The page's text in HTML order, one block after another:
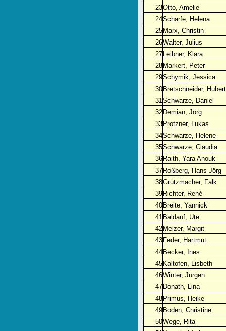
23Otto, Amelie
24Scharfe, Helena
25 Marx, Christin
26Walter, Julius
27 Leibner, Klara
28 Markert, Peter
29Schymik, Jessica
30 Bretschneider, Hubert
31Schwarze, Daniel
32 Demian, Jörg
33 Protzner, Lukas
34Schwarze, Helene
35Schwarze, Claudia
36 Raith, Yara Anouk
37 Roßberg, Hans-Jörg
38Grützmacher, Falk
39 Richter, René
40 Breite, Yannick
41 Baldauf, Ute
42 Melzer, Margit
43 Feder, Hartmut
44 Becker, Ines
45 Kaltofen, Lisbeth
46Winter, Jürgen
47 Donath, Lina
48 Primus, Heike
49 Boden, Christine
50Wege, Rita